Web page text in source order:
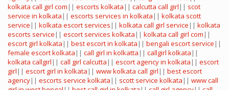
kolkata call girl com || escorts kolkata || calcutta call girl || scot
service in kolkata || escorts services in kolkata || kolkata scott
service || kolkata escort services || kolkata call girl service || kolkata
escorts service || escort services kolkata || kolkata call girl com ||
escort girl kolkata || best escort in kolkata || bengali escort service ||
female escort kolkata || call girl in kolkatta || callgirl kolkata ||
kolkata callgirl || call girl calcutta || escort agency in kolkata || escort
girl || escort girl in kolkata || www kolkata call girl || best escort
agency|| escorts service kolkata || scott service kolkata || www call